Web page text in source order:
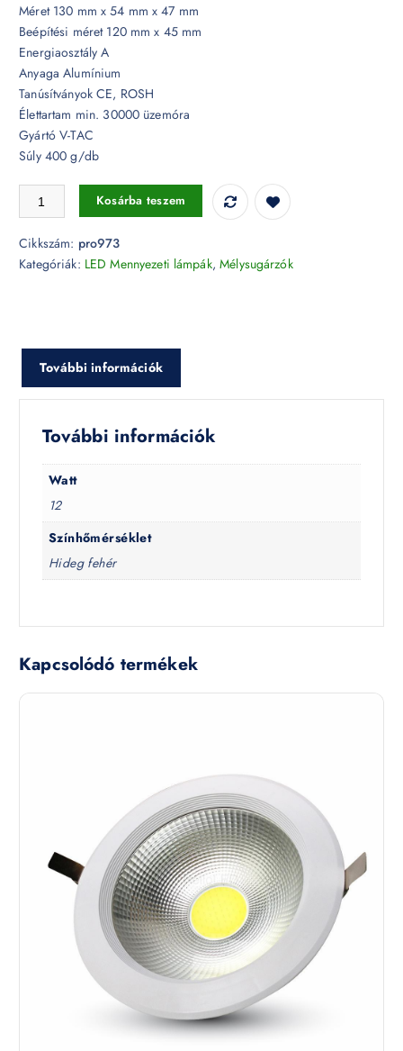
Méret 130 mm x 54 mm x 47 mm
Beépítési méret 120 mm x 45 mm
Energiaosztály A
Anyaga Alumínium
Tanúsítványok CE, ROSH
Élettartam min. 30000 üzemóra
Gyártó V-TAC
Súly 400 g/db
12W LED mélysugárzó fehér Samsung chip 12° CRI>90 UGR<19
Kosárba teszem
Cikkszám: pro973
Kategóriák: LED Mennyezeti lámpák,Mélysugárzók
További információk
További információk
Watt
12
Színhőmérséklet
Hideg fehér
Kapcsolódó termékek